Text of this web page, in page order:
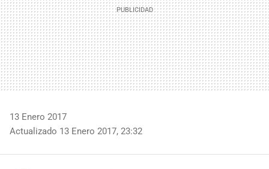
13 Enero 2017
Actualizado 13 Enero 2017, 23:32